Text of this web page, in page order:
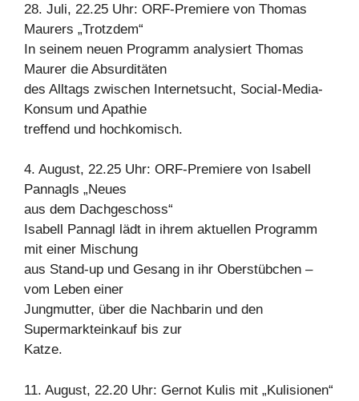
28. Juli, 22.25 Uhr: ORF-Premiere von Thomas
Maurers „Trotzdem“
In seinem neuen Programm analysiert Thomas
Maurer die Absurditäten
des Alltags zwischen Internetsucht, Social-Media-
Konsum und Apathie
treffend und hochkomisch.
4. August, 22.25 Uhr: ORF-Premiere von Isabell
Pannagls „Neues
aus dem Dachgeschoss“
Isabell Pannagl lädt in ihrem aktuellen Programm
mit einer Mischung
aus Stand-up und Gesang in ihr Oberstübchen –
vom Leben einer
Jungmutter, über die Nachbarin und den
Supermarkteinkauf bis zur
Katze.
11. August, 22.20 Uhr: Gernot Kulis mit „Kulisionen“